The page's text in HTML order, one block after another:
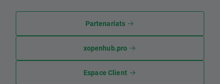
Partenariats
xopenhub.pro
Espace Client